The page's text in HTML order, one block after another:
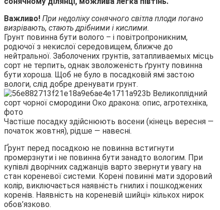
Важливо! При недоліку сонячного світла плоди погано
визрівають, стають дрібними і кислими.
Грунт повинна бути волого – і повітропроникним,
родючої з некислої середовищем, ближче до
нейтральної. Заболочених грунтів, затапливаемых місць
сорт не терпить, однак зволоженість ґрунту повинна
бути хороша. Щоб не було в посадковій ямі застою
вологи, слід добре дренувати грунт.
Частіше посадку здійснюють восени (кінець вересня —
початок жовтня), рідше — навесні.
Ґрунт перед посадкою не повинна встигнути
промерзнути і не повинна бути занадто вологим. При
купівлі дворічних саджанців варто звернути увагу на
стан кореневої системи. Корені повинні мати здоровий
колір, виключається наявність гнилих і пошкоджених
коренів. Наявність на кореневій шийці» кількох нирок
обов’язково.